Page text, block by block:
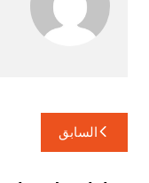
تصفّح
المقالات
السابق